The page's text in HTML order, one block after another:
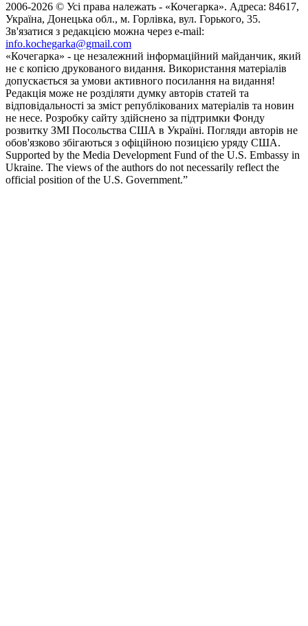
2006-2026 © Усі права належать - «Кочегарка». Адреса: 84617,
Україна, Донецька обл., м. Горлівка, вул. Горького, 35.
Зв'язатися з редакцією можна через e-mail:
info.kochegarka@gmail.com
«Кочегарка» - це незалежний інформаційний майданчик, який
не є копією друкованого видання. Використання матеріалів
допускається за умови активного посилання на видання!
Редакція може не розділяти думку авторів статей та
відповідальності за зміст републікованих матеріалів та новин
не несе. Розробку сайту здійснено за підтримки Фонду
розвитку ЗМІ Посольства США в Україні. Погляди авторів не
обов'язково збігаються з офіційною позицією уряду США.
Supported by the Media Development Fund of the U.S. Embassy in
Ukraine. The views of the authors do not necessarily reflect the
official position of the U.S. Government.”